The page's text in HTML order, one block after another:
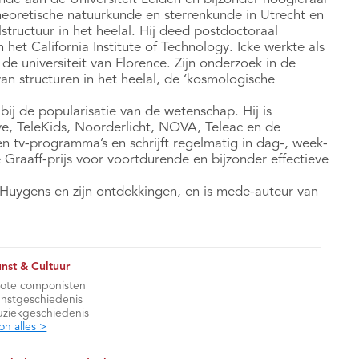
natuurkunde en sterrenkunde in Utrecht en
in het heelal. Hij deed postdoctoraal
het California Institute of Technology. Icke werkte als
universiteit van Florence. Zijn onderzoek in de
structuren in het heelal, de ‘kosmologische
de popularisatie van de wetenschap. Hij is
TeleKids, Noorderlicht, NOVA, Teleac en de
tv-programma’s en schrijft regelmatig in dag-, week-
prijs voor voortdurende en bijzonder effectieve
en zijn ontdekkingen, en is mede-auteur van
& Cultuur
componisten
alles >